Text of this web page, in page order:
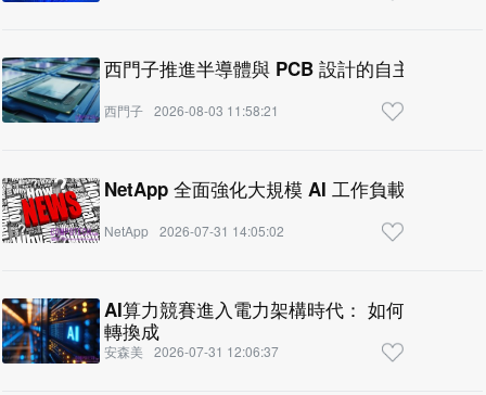
西門子推進半導體與 PCB 設計的自主驗證代
西門子 2026-08-03 11:58:21
NetApp 全面強化大規模 AI 工作負載支援能力
NetApp 2026-07-31 14:05:02
AI算力競賽進入電力架構時代： 如何管理邁
轉換成
安森美 2026-07-31 12:06:37